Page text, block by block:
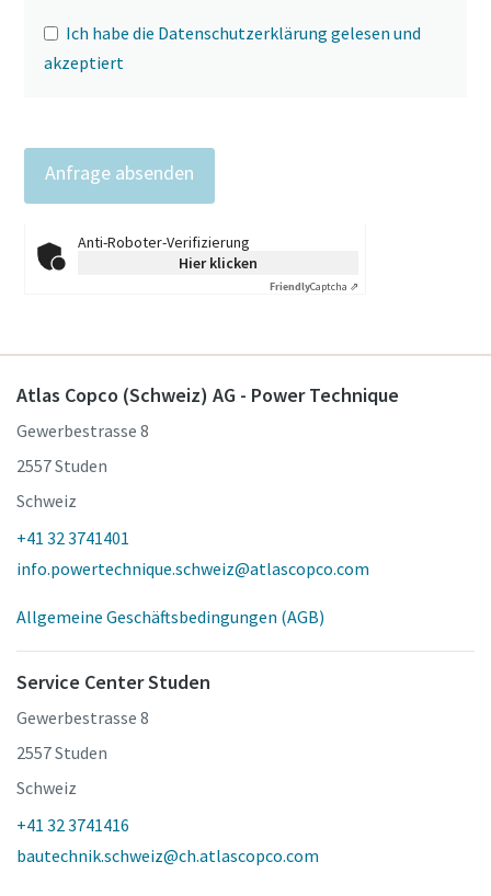
Ich habe die Datenschutzerklärung gelesen und
akzeptiert
Anti-Roboter-Verifizierung
Hier klicken
FriendlyCaptcha ⇗
Atlas Copco (Schweiz) AG - Power Technique
Gewerbestrasse 8
2557 Studen
Schweiz
+41 32 3741401
info.powertechnique.schweiz@atlascopco.com
Allgemeine Geschäftsbedingungen (AGB)
Service Center Studen
Gewerbestrasse 8
2557 Studen
Schweiz
+41 32 3741416
bautechnik.schweiz@ch.atlascopco.com